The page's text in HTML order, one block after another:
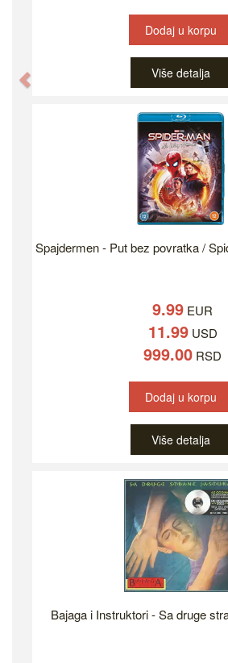
Dodaj u korpu
Više detalja
Spajdermen - Put bez povratka /
9.99 EUR
11.99USD
999.00 RSD
Dodaj u korpu
Više detalja
Bajaga i Instruktori - Sa druge